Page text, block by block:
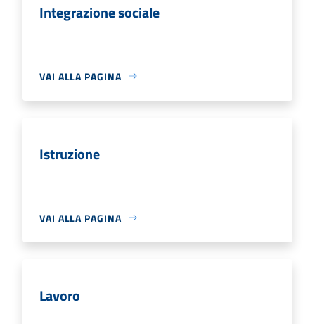
Integrazione sociale
VAI ALLA PAGINA
Istruzione
VAI ALLA PAGINA
Lavoro